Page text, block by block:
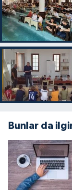
Bunlar da
Yalova
Yozgat
Zonguldak